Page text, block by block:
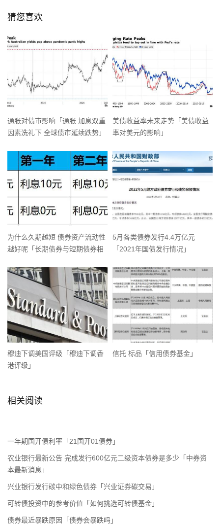
猜您喜欢
通胀对债市影响「通胀 加息双重
因素洗礼下 全球债市延续跌势」
美债收益率未来走势「美债收益
率对美元的影响」
为什么久期越短 债券资产流动性
越好呢「长期债券与短期债券相
5月各类债券发行4.4万亿元
「2021年国债发行情况」
穆迪下调美国评级「穆迪下调香
港评级」
信托 标品「信用债券基金」
相关阅读
一年期国开债利率「21国开01债券」
农业银行最新公告 完成发行600亿元二级资本债券是多少「中券资
本最新消息」
兴业银行发行碳中和绿色债券「兴业证券碳交易」
可转债投资中的参考价值「如何挑选可转债基金」
债券最近暴跌原因「债券会暴跌吗」